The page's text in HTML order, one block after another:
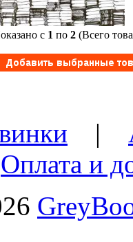
с 1 по 2 (Всего
|
Оплата и